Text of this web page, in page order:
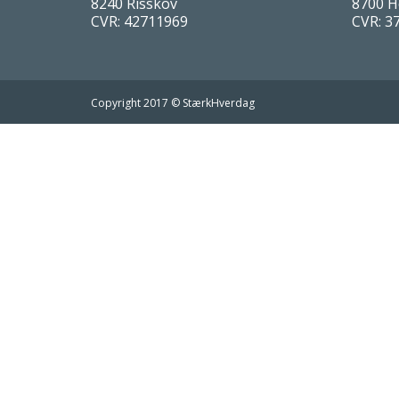
CVR: 42711969
CVR:
Copyright 2017 © StærkHverdag